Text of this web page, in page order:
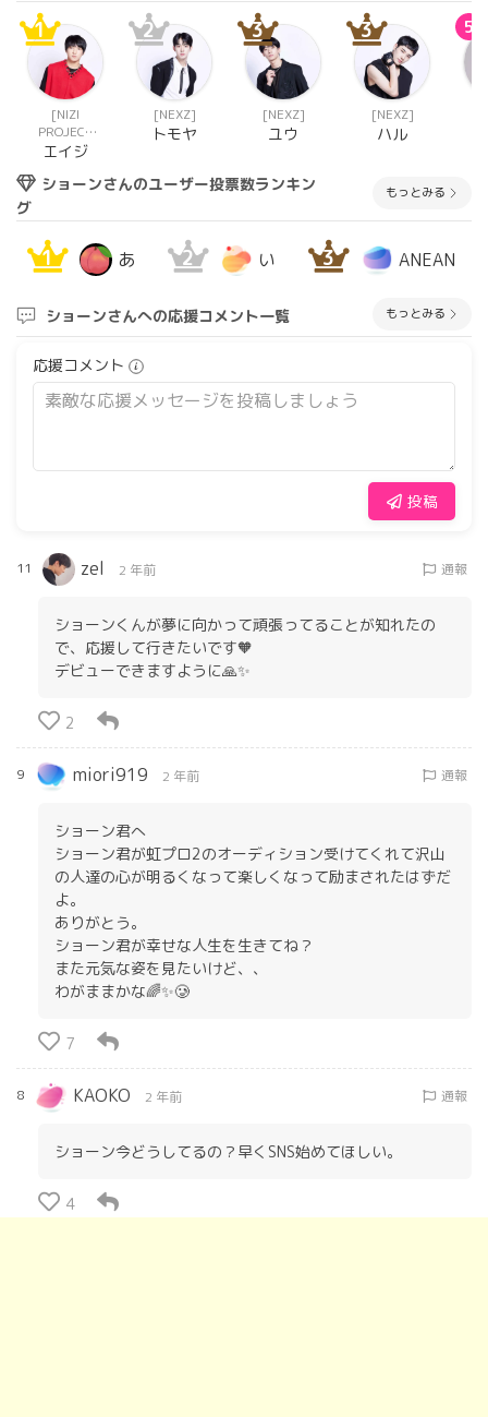
1
[NIZI
PROJECT
SEASON 2]
エイジ
2
[NEXZ]
トモヤ
3
[NEXZ]
ユウ
3
[NEXZ]
ハル
5
ショーンさんのユーザー投票数ランキン
グ
もっとみる
1 あ 2 い 3 ANEAN
ショーンさんへの応援コメント一覧 もっとみる
応援コメント
投稿
11 zel 2 年前 通報
ショーンくんが夢に向かって頑張ってることが知れたの
で、応援して行きたいです🧡
デビューできますように🙏✨
2
9 miori919 2 年前 通報
ショーン君へ
ショーン君が虹プロ2のオーディション受けてくれて沢山
の人達の心が明るくなって楽しくなって励まされたはずだ
よ。
ありがとう。
ショーン君が幸せな人生を生きてね？
また元気な姿を見たいけど、、
わがままかな🌈✨🥲
7
8 KAOKO 2 年前 通報
ショーン今どうしてるの？早くSNS始めてほしい。
4